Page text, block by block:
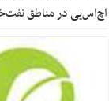
اچ‌اس‌یی در مناطق